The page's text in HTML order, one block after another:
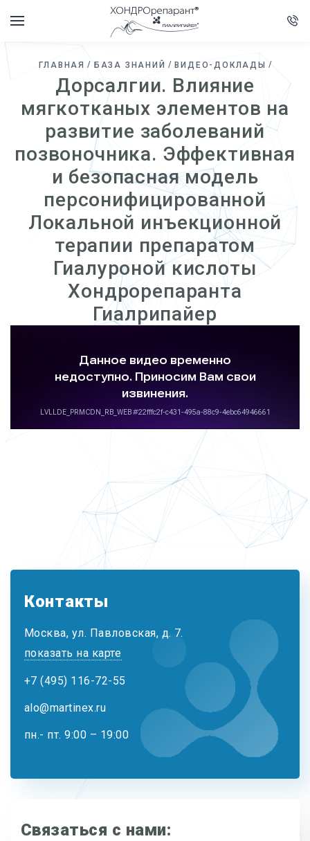
ГЛАВНАЯ БАЗА ЗНАНИЙ ВИДЕО-ДОКЛАДЫ
Дорсалгии. Влияние
мягкотканых элементов на
развитие заболеваний
позвоночника. Эффективная
и безопасная модель
персонифицированной
Локальной инъекционной
терапии препаратом
Гиалуроной кислоты
Хондрорепаранта
Гиалрипайер
Контакты
Москва, ул. Павловская, д. 7.
показать на карте
+7 (495) 116-72-55
alo@martinex.ru
пн.- пт. 9:00 – 19:00
Связаться с нами: